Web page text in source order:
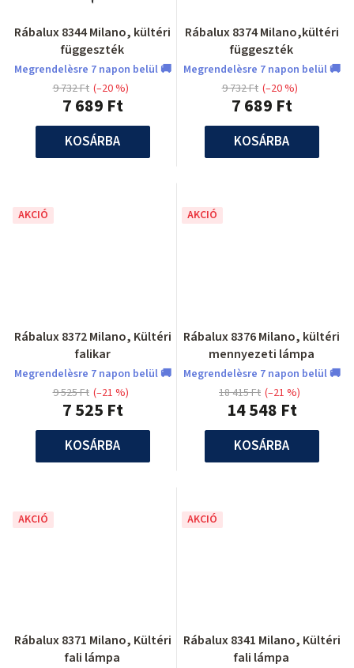
Rábalux 8344 Milano, kültéri
függeszték
Megrendelèsre 7 napon belül 🚚
7 689 Ft
9 732 Ft (–20 %)
KOSÁRBA
Rábalux 8374 Milano,kültéri
függeszték
Megrendelèsre 7 napon belül 🚚
7 689 Ft
9 732 Ft (–20 %)
KOSÁRBA
AKCIÓ
Rábalux 8372 Milano, Kültéri
falikar
Megrendelèsre 7 napon belül 🚚
7 525 Ft
9 525 Ft (–21 %)
KOSÁRBA
AKCIÓ
Rábalux 8376 Milano, kültéri
mennyezeti lámpa
Megrendelèsre 7 napon belül 🚚
14 548 Ft
18 415 Ft (–21 %)
KOSÁRBA
AKCIÓ
Rábalux 8371 Milano, Kültéri
fali lámpa
AKCIÓ
Rábalux 8341 Milano, Kültéri
fali lámpa